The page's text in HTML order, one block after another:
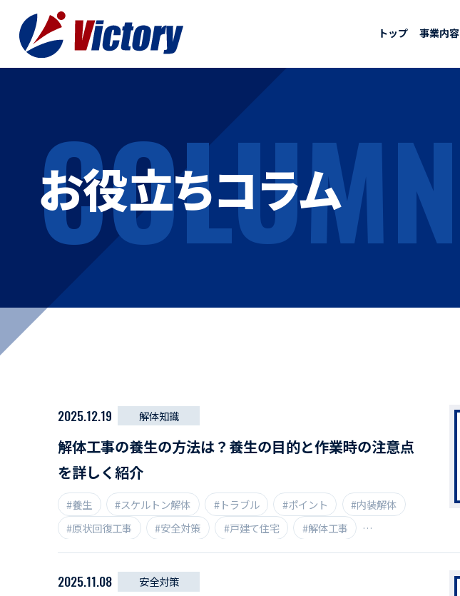
トップ 事業内容
事業紹介
総合解体 / 解体事業
産業廃棄物収集/ 運搬
企業概要
活動レポート
お役立ちコラム
プライバシーポリシー
お役立ちコラム
COLUMN
2025.12.19 解体知識
解体工事の養生の方法は？養生の目的と作業時の注意点
を詳しく紹介
#養生 #スケルトン解体 #トラブル #ポイント
#内装解体
#原状回復工事
#安全対策 #戸建て住宅
#解体工事
#解体業者
#近隣住民 #防音対策
2025.11.08 安全対策